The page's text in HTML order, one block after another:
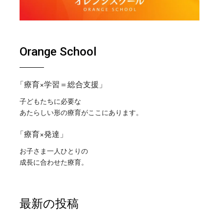
Orange School
「療育×学習＝総合支援」
子どもたちに必要な
あたらしい形の療育がここにあります。
「療育×発達」
お子さま一人ひとりの
成長に合わせた療育。
最新の投稿